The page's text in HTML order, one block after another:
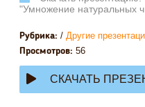
"Умножение натуральных
Рубрика: / Другие
Просмотров: 56
СКАЧАТЬ